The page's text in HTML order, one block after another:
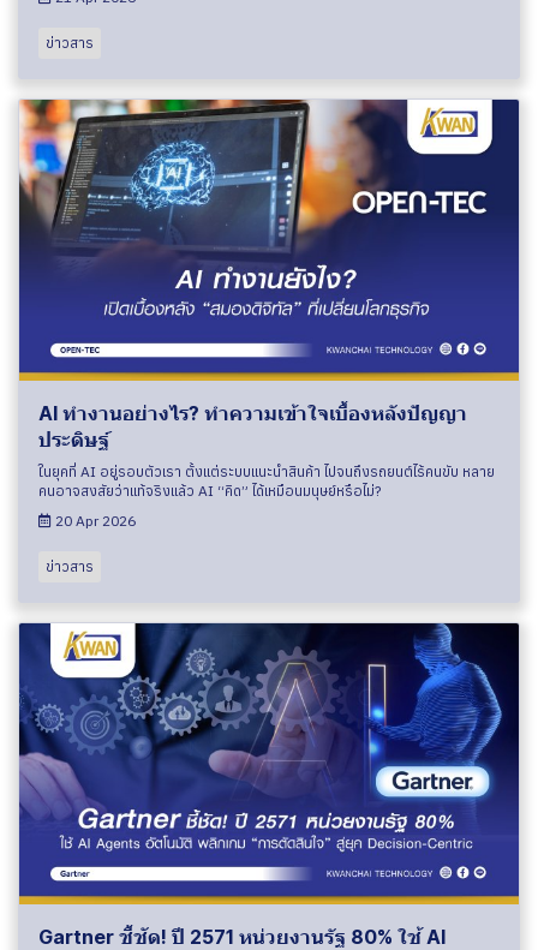
ข่าวสาร
AI ทำงานอย่างไร? ทำความเข้าใจเบื้องหลังปัญญา
ประดิษฐ์
ในยุคที่ AI อยู่รอบตัวเรา ตั้งแต่ระบบแนะนำสินค้า ไปจนถึงรถยนต์ไร้คนขับ หลาย
คนอาจสงสัยว่าแท้จริงแล้ว AI “คิด” ได้เหมือนมนุษย์หรือไม่?
20 Apr 2026
ข่าวสาร
Gartner ชี้ชัด! ปี 2571 หน่วยงานรัฐ 80% ใช้ AI